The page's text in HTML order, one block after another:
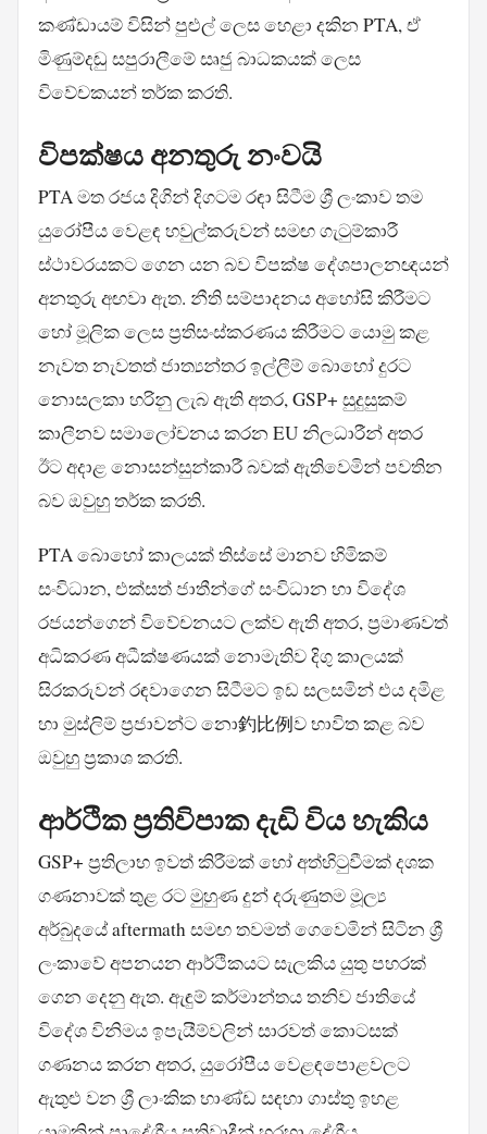
කණ්ඩායම් විසින් පුළුල් ලෙස හෙළා දකින PTA, ඒ
මිණුම්දඬු සපුරාලීමේ සෘජු බාධකයක් ලෙස
විවේචකයන් තර්ක කරති.
විපක්ෂය අනතුරු නංවයි
PTA මත රජය දිගින් දිගටම රඳා සිටීම ශ්‍රී ලංකාව තම
යුරෝපීය වෙළඳ හවුල්කරුවන් සමඟ ගැටුම්කාරී
ස්ථාවරයකට ගෙන යන බව විපක්ෂ දේශපාලනඥයන්
අනතුරු අඟවා ඇත. නීති සම්පාදනය අහෝසි කිරීමට
හෝ මූලික ලෙස ප්‍රතිසංස්කරණය කිරීමට යොමු කළ
නැවත නැවතත් ජාත්‍යන්තර ඉල්ලීම් බොහෝ දුරට
නොසලකා හරිනු ලැබ ඇති අතර, GSP+ සුදුසුකම්
කාලීනව සමාලෝචනය කරන EU නිලධාරීන් අතර
ඊට අදාළ නොසන්සුන්කාරී බවක් ඇතිවෙමින් පවතින
බව ඔවුහු තර්ක කරති.
PTA බොහෝ කාලයක් තිස්සේ මානව හිමිකම්
සංවිධාන, එක්සත් ජාතීන්ගේ සංවිධාන හා විදේශ
රජයන්ගෙන් විවේචනයට ලක්ව ඇති අතර, ප්‍රමාණවත්
අධිකරණ අධීක්ෂණයක් නොමැතිව දිගු කාලයක්
සිරකරුවන් රඳවාගෙන සිටීමට ඉඩ සලසමින් එය දමිළ
හා මුස්ලිම් ප්‍රජාවන්ට නො釣比例ව භාවිත කළ බව
ඔවුහු ප්‍රකාශ කරති.
ආර්ථික ප්‍රතිවිපාක දැඩි විය හැකිය
GSP+ ප්‍රතිලාභ ඉවත් කිරීමක් හෝ අත්හිටුවීමක් දශක
ගණනාවක් තුළ රට මුහුණ දුන් දරුණුතම මූල්‍ය
අර්බුදයේ aftermath සමඟ තවමත් ගෙවෙමින් සිටින ශ්‍රී
ලංකාවේ අපනයන ආර්ථිකයට සැලකිය යුතු පහරක්
ගෙන දෙනු ඇත. ඇඳුම් කර්මාන්තය තනිව ජාතියේ
විදේශ විනිමය ඉපැයීම්වලින් සාරවත් කොටසක්
ගණනය කරන අතර, යුරෝපීය වෙළඳපොළවලට
ඇතුළු වන ශ්‍රී ලාංකික භාණ්ඩ සඳහා ගාස්තු ඉහළ